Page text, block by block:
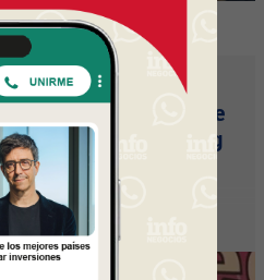
III): ¿cómo nace
producción? (Long
cross + eventos)